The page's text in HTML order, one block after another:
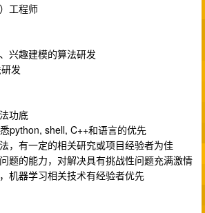
工程师
兴趣建模的算法研发
发
功底
python, shell, C++和语言的优先
，有一定的相关研究或项目经验者为佳
题的能力，对解决具有挑战性问题充满激情
机器学习相关技术有经验者优先